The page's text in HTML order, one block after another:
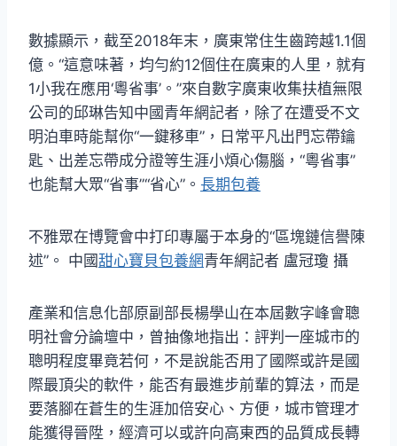
數據顯示，截至2018年末，廣東常住生齒跨越1.1個
億。“這意味著，均勻約12個住在廣東的人里，就有
1小我在應用‘粵省事’。”來自數字廣東收集扶植無限
公司的邱琳告知中國青年網記者，除了在遭受不文
明泊車時能幫你“一鍵移車”，日常平凡出門忘帶鑰
匙、出差忘帶成分證等生涯小煩心傷腦，“粵省事”
也能幫大眾“省事”“省心”。 長期包養
不雅眾在博覽會中打印專屬于本身的“區塊鏈信譽陳
述”。 中國甜心寶貝包養網青年網記者 盧冠瓊 攝
產業和信息化部原副部長楊學山在本屆數字峰會聰
明社會分論壇中，曾抽像地指出：評判一座城市的
聰明程度畢竟若何，不是說能否用了國際或許是國
際最頂尖的軟件，能否有最進步前輩的算法，而是
要落腳在蒼生的生涯加倍安心、方便，城市管理才
能獲得晉陞，經濟可以或許向高東西的品質成長轉